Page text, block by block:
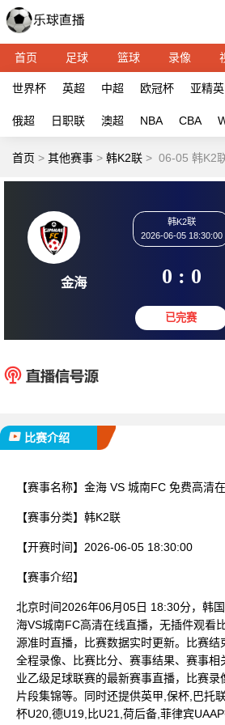
首页 足球 篮球 录像
世界杯 英超 中超 欧冠杯 亚精英
俄超 日职联 澳超 NBA CBA
首页 > 其他赛事 > 韩K2联 > 06-05 韩K2
金海
2026-06-
0
比赛介绍
【赛事名称】 金海 VS 城南FC 免费高清
【赛事分类】 韩K2联
【开赛时间】 2026-06-05 18:30:00
【赛事介绍】
北京时间2026年06月05日 18:30分，韩
海VS城南FC高清在线直播，无插件观看
源准时直播，比赛数据实时更新。比赛
全程录像、比赛比分、赛事结果、赛事相
业乙级足球联赛的最新赛事直播，比赛
片段集锦等。同时还提供英甲,保杯,巴托
杯U20,德U19,比U21,荷后备,菲律宾UAAP